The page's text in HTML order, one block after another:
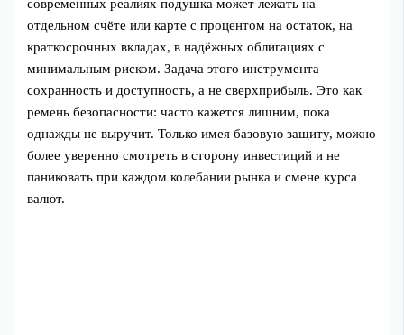
современных реалиях подушка может лежать на
отдельном счёте или карте с процентом на остаток, на
краткосрочных вкладах, в надёжных облигациях с
минимальным риском. Задача этого инструмента —
сохранность и доступность, а не сверхприбыль. Это как
ремень безопасности: часто кажется лишним, пока
однажды не выручит. Только имея базовую защиту, можно
более уверенно смотреть в сторону инвестиций и не
паниковать при каждом колебании рынка и смене курса
валют.